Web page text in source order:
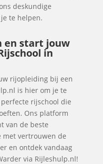
deskundige
te helpen.
en start jouw
in
rijopleiding bij een
is hier om je te
rijschool die
Ons platform
van de beste
met vertrouwen de
en ontdek vandaag
via Rijleshulp.nl!